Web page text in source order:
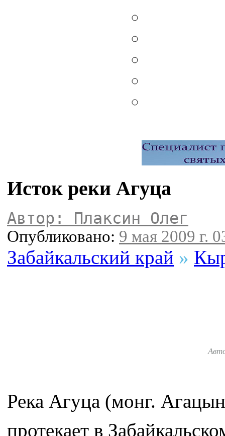
Исток реки Агуца
Автор: Плаксин Олег
Опубликовано: 9 мая 2009 г.
Забайкальский край »
Река Агуца (монг.
протекает в